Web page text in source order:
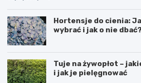
Hortensje do cienia:
wybrać i jak o nie
Tuje na żywopłot –
i jak je pielęgnować